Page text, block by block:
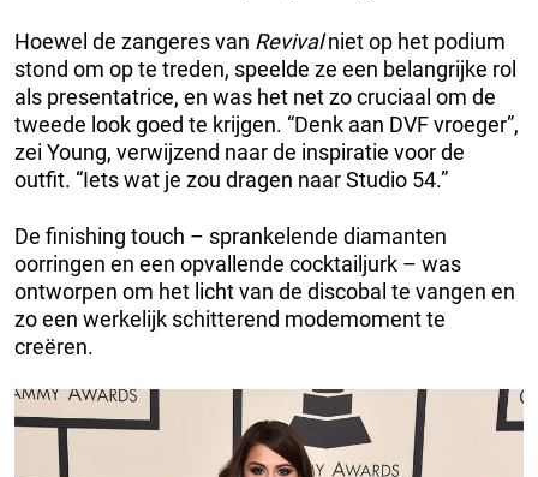
Hoewel de zangeres van Revivalniet op het podium
stond om op te treden, speelde ze een belangrijke rol
als presentatrice, en was het net zo cruciaal om de
tweede look goed te krijgen. “Denk aan DVF vroeger”,
zei Young, verwijzend naar de inspiratie voor de
outfit. “Iets wat je zou dragen naar Studio 54.”
De finishing touch – sprankelende diamanten
oorringen en een opvallende cocktailjurk – was
ontworpen om het licht van de discobal te vangen en
zo een werkelijk schitterend modemoment te
creëren.